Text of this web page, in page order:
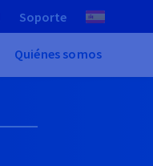
Soporte
Quiénes somos